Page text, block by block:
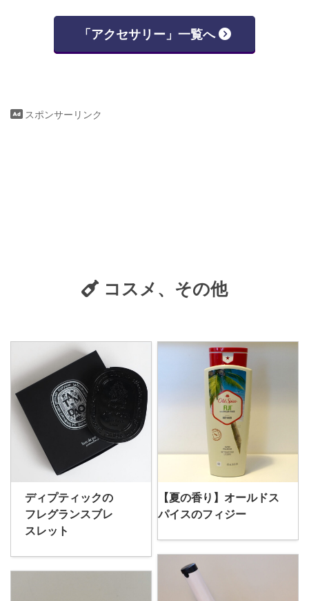
「アクセサリー」一覧へ
スポンサーリンク
コスメ、その他
ディプティックの
フレグランスブレ
スレット
【夏の香り】オールドス
パイスのフィジー